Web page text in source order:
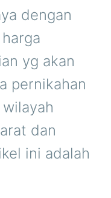
dengan
yg akan
pernikahan
dan
ini adalah